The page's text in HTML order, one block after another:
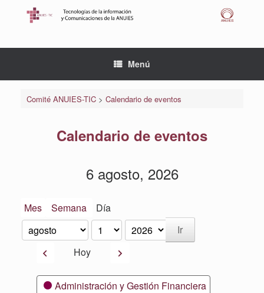
Menú
Comité ANUIES-TIC> Calendario de eventos
Calendario de eventos
6 agosto, 2026
Mes Semana Día
Mes
Día
Año
AnteriorHoy Siguiente
CategoríasAdministración y Gestión Financiera